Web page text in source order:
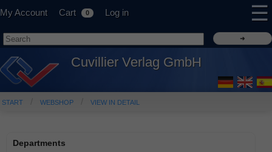
My Account Cart 0 Log in ☰
Cuvillier Verlag GmbH
START WEBSHOP VIEW IN DETAIL
Departments